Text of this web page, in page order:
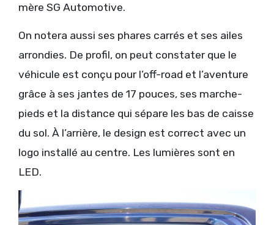
mère SG Automotive.
On notera aussi ses phares carrés et ses ailes
arrondies. De profil, on peut constater que le
véhicule est conçu pour l’off-road et l’aventure
grâce à ses jantes de 17 pouces, ses marche-
pieds et la distance qui sépare les bas de caisse
du sol. À l’arrière, le design est correct avec un
logo installé au centre. Les lumières sont en
LED.